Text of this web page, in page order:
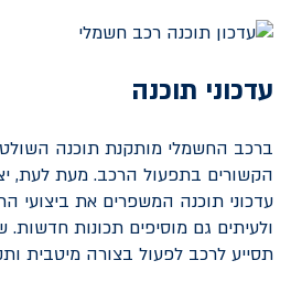
עדכוני תוכנה
ברכב החשמלי מותקנת תוכנה
הקשורים בתפעול הרכב. מעת לעת,
עדכוני תוכנה המשפרים את ביצועי
ולעיתים גם מוסיפים תכונות
תסייע לרכב לפעול בצורה מיטבית